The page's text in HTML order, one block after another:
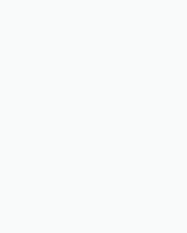
wenn man
in einen
stellt. Der
Jahren
Mängel